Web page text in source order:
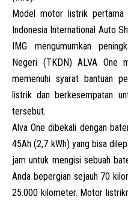
Model motor listrik pertama
Indonesia International Auto
IMG mengumumkan
Negeri (TKDN) ALVA One
memenuhi syarat bantuan
listrik dan berkesempatan
tersebut.
Alva One dibekali dengan
45Ah (2,7 kWh) yang bisa
jam untuk mengisi sebuah
Anda bepergian sejauh 70
25.000 kilometer. Motor